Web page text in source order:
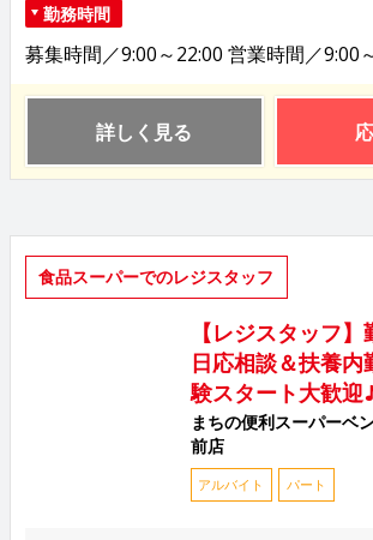
勤務時間
募集時間／9:00～22:00 営業時間／9:00
詳しく見る
食品スーパーでのレジスタッフ
【レジスタッフ
日応相談＆扶養内
験スタート大歓迎
まちの便利スーパー
前店
アルバイト パート